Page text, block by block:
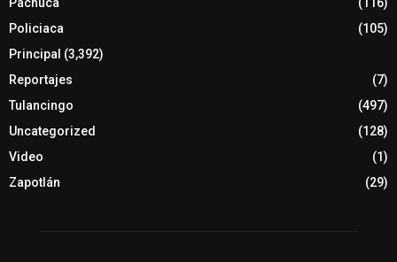
Policiaca
(105)
Principal (3,392)
Reportajes
(7)
Tulancingo
(497)
Uncategorized
(128)
Video
(1)
Zapotlán
(29)